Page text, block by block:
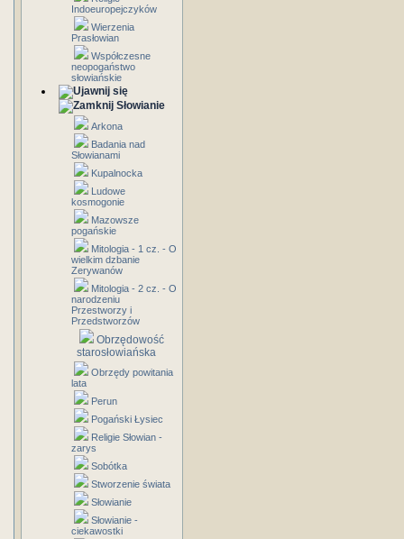
Indoeuropejczyków
Wierzenia
Prasłowian
Współczesne
neopogaństwo
słowiańskie
Słowianie
Arkona
Badania nad
Słowianami
Kupalnocka
Ludowe
kosmogonie
Mazowsze
pogańskie
Mitologia - 1 cz. - O
wielkim dzbanie
Zerywanów
Mitologia - 2 cz. - O
narodzeniu
Przestworzy i
Przedstworzów
Obrzędowość
starosłowiańska
Obrzędy powitania
lata
Perun
Pogański Łysiec
Religie Słowian -
zarys
Sobótka
Stworzenie świata
Słowianie
Słowianie -
ciekawostki